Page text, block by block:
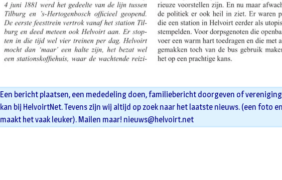
Een bericht plaatsen, een mededeling doen, familiebericht doorgeven of
kan bij HelvoirtNet. Tevens zijn wij altijd op zoek naar het laatste nieuws. (een foto
maakt het vaak leuker). Mailen maar! nieuws@helvoirt.net